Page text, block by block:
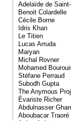
Adelaïde de
Benoit Colardelle
Cécile Borne
Idris Khan
Le Titien
Lucas Arruda
Maryan
Michal Rovner
Mohamed
Stéfane Perraud
Subodh Gupta
The Anymous
Évariste Richer
Abdulnasser
Aboubacar Traoré